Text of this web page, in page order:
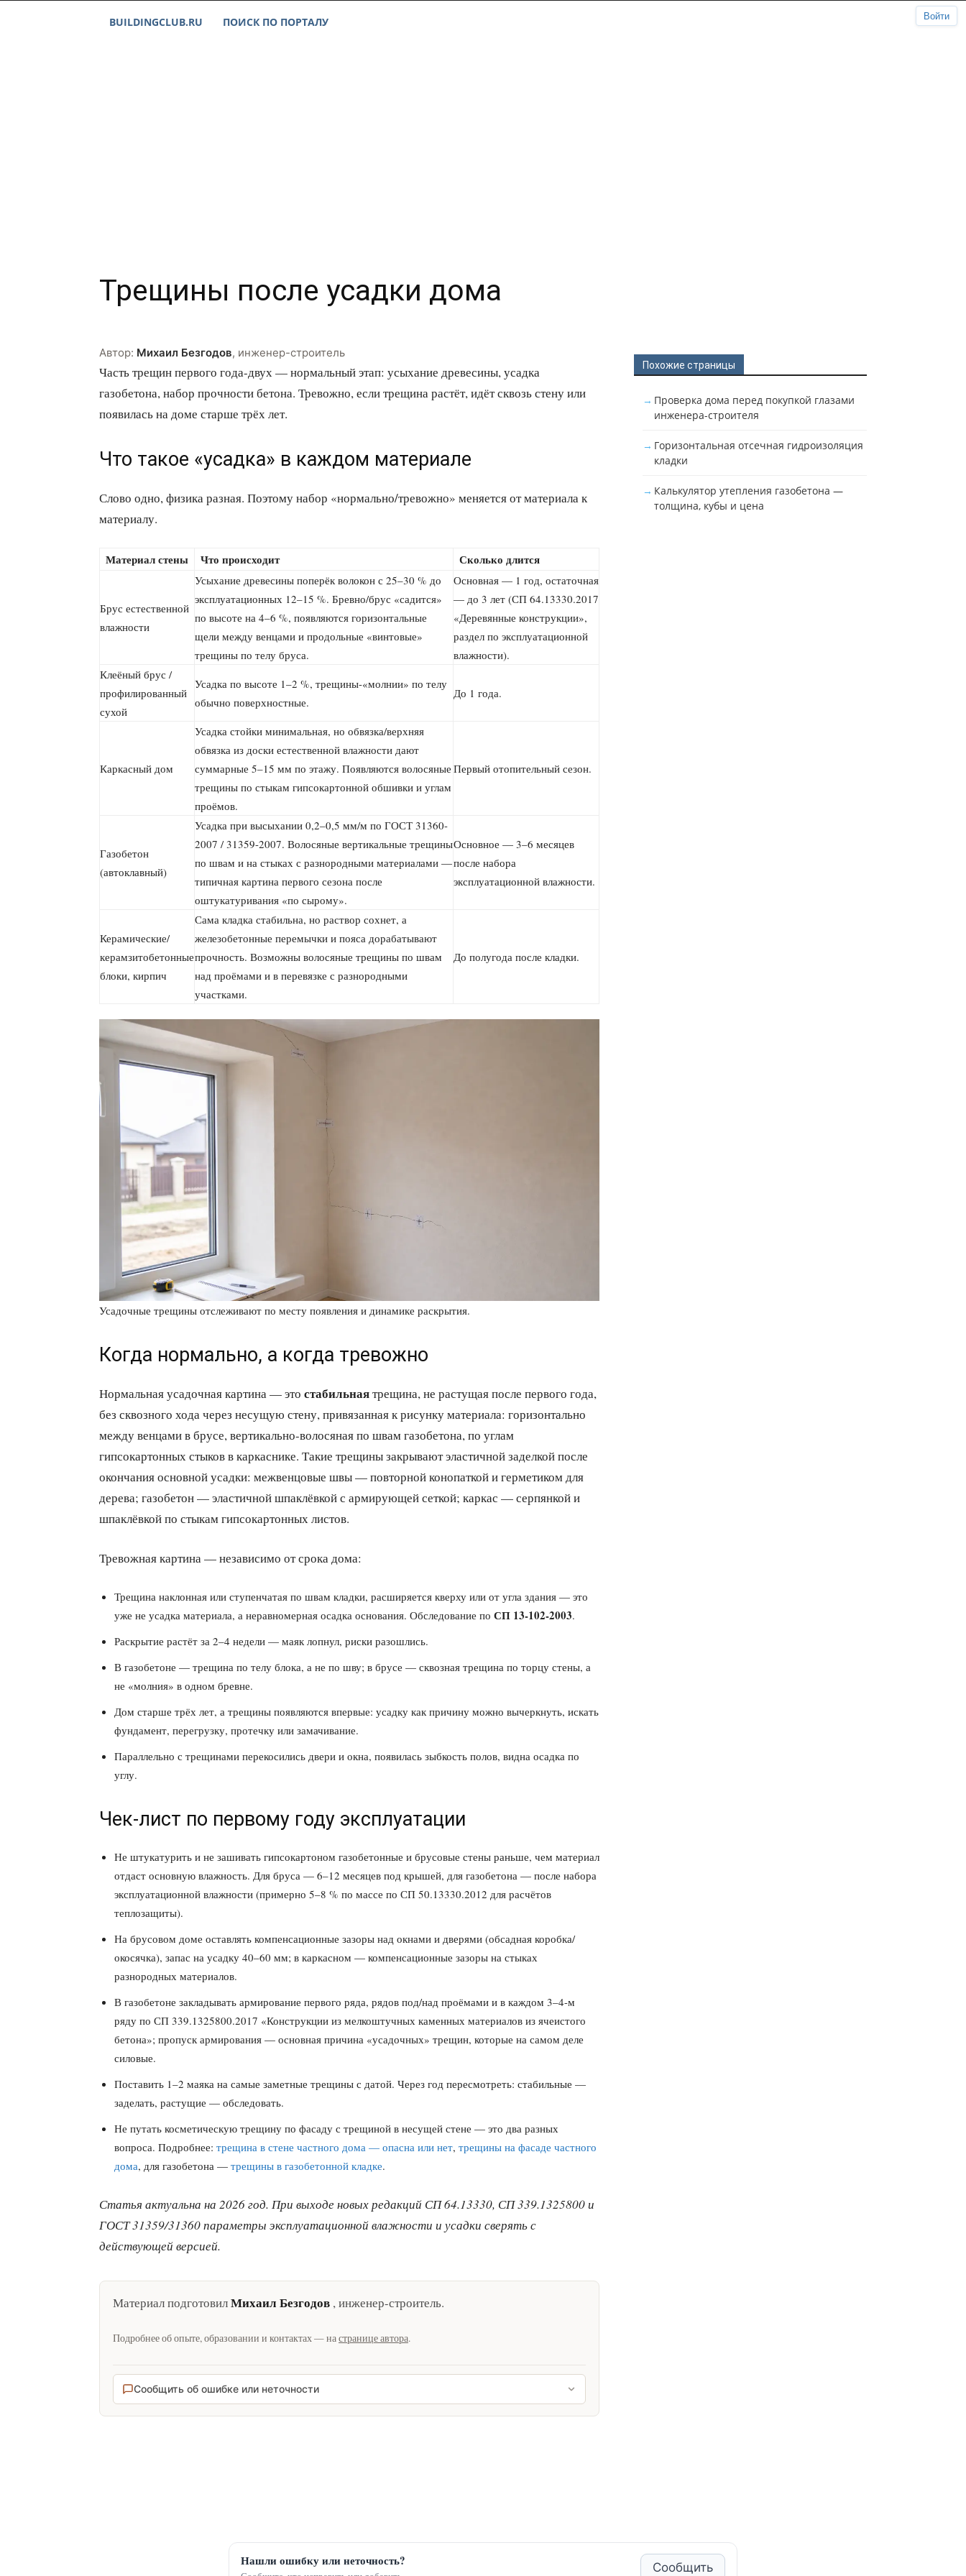
BUILDINGCLUB.RU ПОИСК ПО ПОРТАЛУ
Трещины после усадки дома
Автор: Михаил Безгодов, инженер-строитель
Часть трещин первого года-двух — нормальный этап: усыхание древесины, усадка
газобетона, набор прочности бетона. Тревожно, если трещина растёт, идёт сквозь стену или
появилась на доме старше трёх лет.
Что такое «усадка» в каждом материале
Слово одно, физика разная. Поэтому набор «нормально/тревожно» меняется от материала к
материалу.
Материал стены Что происходит Сколько длится
Брус естественной
влажности
Усыхание древесины поперёк волокон с 25–30 % до
эксплуатационных 12–15 %. Бревно/брус «садится»
по высоте на 4–6 %, появляются горизонтальные
щели между венцами и продольные «винтовые»
трещины по телу бруса.
Основная — 1 год, остаточная
— до 3 лет (СП 64.13330.2017
«Деревянные конструкции»,
раздел по эксплуатационной
влажности).
Клеёный брус /
профилированный
сухой
Усадка по высоте 1–2 %, трещины-«молнии» по телу
обычно поверхностные.
До 1 года.
Каркасный дом
Усадка стойки минимальная, но обвязка/верхняя
обвязка из доски естественной влажности дают
суммарные 5–15 мм по этажу. Появляются волосяные
трещины по стыкам гипсокартонной обшивки и углам
проёмов.
Первый отопительный сезон.
Газобетон
(автоклавный)
Усадка при высыхании 0,2–0,5 мм/м по ГОСТ 31360-
2007 / 31359-2007. Волосяные вертикальные трещины
по швам и на стыках с разнородными материалами —
типичная картина первого сезона после
оштукатуривания «по сырому».
Основное — 3–6 месяцев
после набора
эксплуатационной влажности.
Керамические/
керамзитобетонные
блоки, кирпич
Сама кладка стабильна, но раствор сохнет, а
железобетонные перемычки и пояса дорабатывают
прочность. Возможны волосяные трещины по швам
над проёмами и в перевязке с разнородными
участками.
До полугода после кладки.
Усадочные трещины отслеживают по месту появления и динамике раскрытия.
Когда нормально, а когда тревожно
Нормальная усадочная картина — это стабильнаятрещина, не растущая после первого года,
без сквозного хода через несущую стену, привязанная к рисунку материала: горизонтально
между венцами в брусе, вертикально-волосяная по швам газобетона, по углам
гипсокартонных стыков в каркаснике. Такие трещины закрывают эластичной заделкой после
окончания основной усадки: межвенцовые швы — повторной конопаткой и герметиком для
дерева; газобетон — эластичной шпаклёвкой с армирующей сеткой; каркас — серпянкой и
шпаклёвкой по стыкам гипсокартонных листов.
Тревожная картина — независимо от срока дома:
Трещина наклонная или ступенчатая по швам кладки, расширяется кверху или от угла здания — это
уже не усадка материала, а неравномерная осадка основания. Обследование по СП 13-102-2003.
Раскрытие растёт за 2–4 недели — маяк лопнул, риски разошлись.
В газобетоне — трещина по телу блока, а не по шву; в брусе — сквозная трещина по торцу стены, а
не «молния» в одном бревне.
Дом старше трёх лет, а трещины появляются впервые: усадку как причину можно вычеркнуть, искать
фундамент, перегрузку, протечку или замачивание.
Параллельно с трещинами перекосились двери и окна, появилась зыбкость полов, видна осадка по
углу.
Чек-лист по первому году эксплуатации
Не штукатурить и не зашивать гипсокартоном газобетонные и брусовые стены раньше, чем материал
отдаст основную влажность. Для бруса — 6–12 месяцев под крышей, для газобетона — после набора
эксплуатационной влажности (примерно 5–8 % по массе по СП 50.13330.2012 для расчётов
теплозащиты).
На брусовом доме оставлять компенсационные зазоры над окнами и дверями (обсадная коробка/
окосячка), запас на усадку 40–60 мм; в каркасном — компенсационные зазоры на стыках
разнородных материалов.
В газобетоне закладывать армирование первого ряда, рядов под/над проёмами и в каждом 3–4-м
ряду по СП 339.1325800.2017 «Конструкции из мелкоштучных каменных материалов из ячеистого
бетона»; пропуск армирования — основная причина «усадочных» трещин, которые на самом деле
силовые.
Поставить 1–2 маяка на самые заметные трещины с датой. Через год пересмотреть: стабильные —
заделать, растущие — обследовать.
Не путать косметическую трещину по фасаду с трещиной в несущей стене — это два разных
вопроса. Подробнее: трещина в стене частного дома — опасна или нет, трещины на фасаде частного
дома, для газобетона — трещины в газобетонной кладке.
Статья актуальна на 2026 год. При выходе новых редакций СП 64.13330, СП 339.1325800 и
ГОСТ 31359/31360 параметры эксплуатационной влажности и усадки сверять с
действующей версией.
Материал подготовилМихаил Безгодов , инженер-строитель.
Подробнее об опыте, образовании и контактах — настранице автора.
Сообщить об ошибке или неточности
Похожие страницы
Проверка дома перед покупкой глазами
инженера-строителя
Горизонтальная отсечная гидроизоляция
кладки
Калькулятор утепления газобетона —
толщина, кубы и цена
Нашли ошибку или неточность? Сообщить
Войти